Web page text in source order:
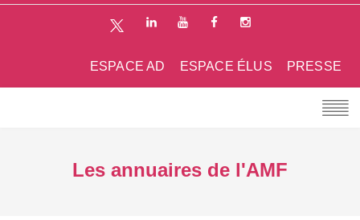
PRESSE
ESPACE ÉLUS
ESPACE AD
Les annuaires de l'AMF